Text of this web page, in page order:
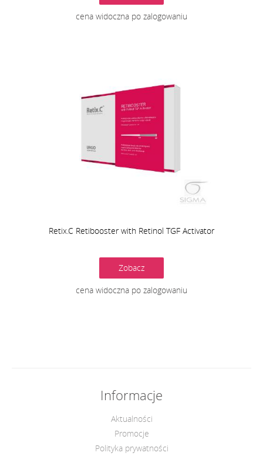
cena widoczna po zalogowaniu
Retix.C Retibooster with Retinol TGF Activator
Zobacz
cena widoczna po zalogowaniu
Informacje
Aktualności
Promocje
Polityka prywatności